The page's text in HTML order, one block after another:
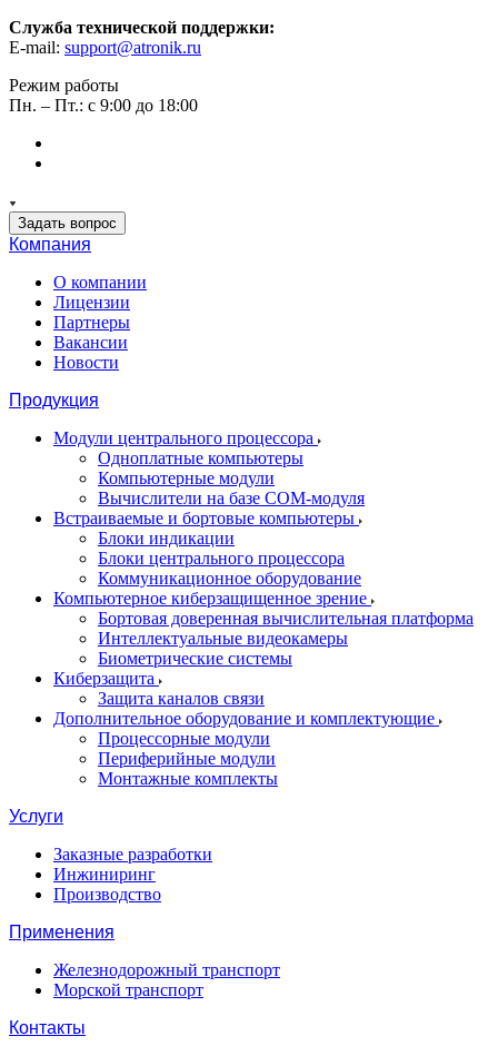
Служба технической поддержки:
E-mail: support@atronik.ru
Режим работы
Пн. – Пт.: с 9:00 до 18:00
Задать вопрос
Компания
О компании
Лицензии
Партнеры
Вакансии
Новости
Продукция
Модули центрального процессора
Одноплатные компьютеры
Компьютерные модули
Вычислители на базе COM-модуля
Встраиваемые и бортовые компьютеры
Блоки индикации
Блоки центрального процессора
Коммуникационное оборудование
Компьютерное киберзащищенное зрение
Бортовая доверенная вычислительная платформа
Интеллектуальные видеокамеры
Биометрические системы
Киберзащита
Защита каналов связи
Дополнительное оборудование и комплектующие
Процессорные модули
Периферийные модули
Монтажные комплекты
Услуги
Заказные разработки
Инжиниринг
Производство
Применения
Железнодорожный транспорт
Морской транспорт
Контакты